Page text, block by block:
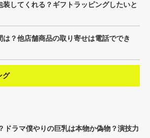
してくれる？ギフトラッピングしたいと
？他店舗商品の取り寄せは電話ででき
グ
ドラマ僕やりの巨乳は本物か偽物？演技力